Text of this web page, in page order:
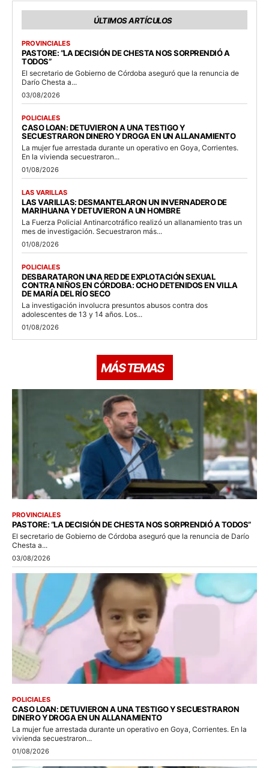
ÚLTIMOS ARTÍCULOS
PROVINCIALES
PASTORE: “LA DECISIÓN DE CHESTA NOS SORPRENDIÓ A
TODOS”
El secretario de Gobierno de Córdoba aseguró que la renuncia de
Darío Chesta a...
03/08/2026
POLICIALES
CASO LOAN: DETUVIERON A UNA TESTIGO Y
SECUESTRARON DINERO Y DROGA EN UN ALLANAMIENTO
La mujer fue arrestada durante un operativo en Goya, Corrientes.
En la vivienda secuestraron...
01/08/2026
LAS VARILLAS
LAS VARILLAS: DESMANTELARON UN INVERNADERO DE
MARIHUANA Y DETUVIERON A UN HOMBRE
La Fuerza Policial Antinarcotráfico realizó un allanamiento tras un
mes de investigación. Secuestraron más...
01/08/2026
POLICIALES
DESBARATARON UNA RED DE EXPLOTACIÓN SEXUAL
CONTRA NIÑOS EN CÓRDOBA: OCHO DETENIDOS EN VILLA
DE MARÍA DEL RÍO SECO
La investigación involucra presuntos abusos contra dos
adolescentes de 13 y 14 años. Los...
01/08/2026
MÁS TEMAS
PROVINCIALES
PASTORE: “LA DECISIÓN DE CHESTA NOS SORPRENDIÓ A TODOS”
El secretario de Gobierno de Córdoba aseguró que la renuncia de Darío
Chesta a...
03/08/2026
POLICIALES
CASO LOAN: DETUVIERON A UNA TESTIGO Y SECUESTRARON
DINERO Y DROGA EN UN ALLANAMIENTO
La mujer fue arrestada durante un operativo en Goya, Corrientes. En la
vivienda secuestraron...
01/08/2026